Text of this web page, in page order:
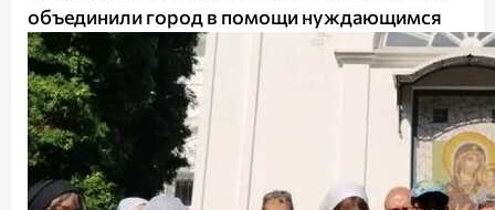
объединили город в помощи нуждающимся